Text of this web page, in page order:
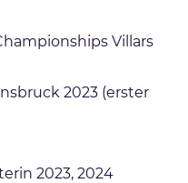
Villars
2023 (erster
2023, 2024